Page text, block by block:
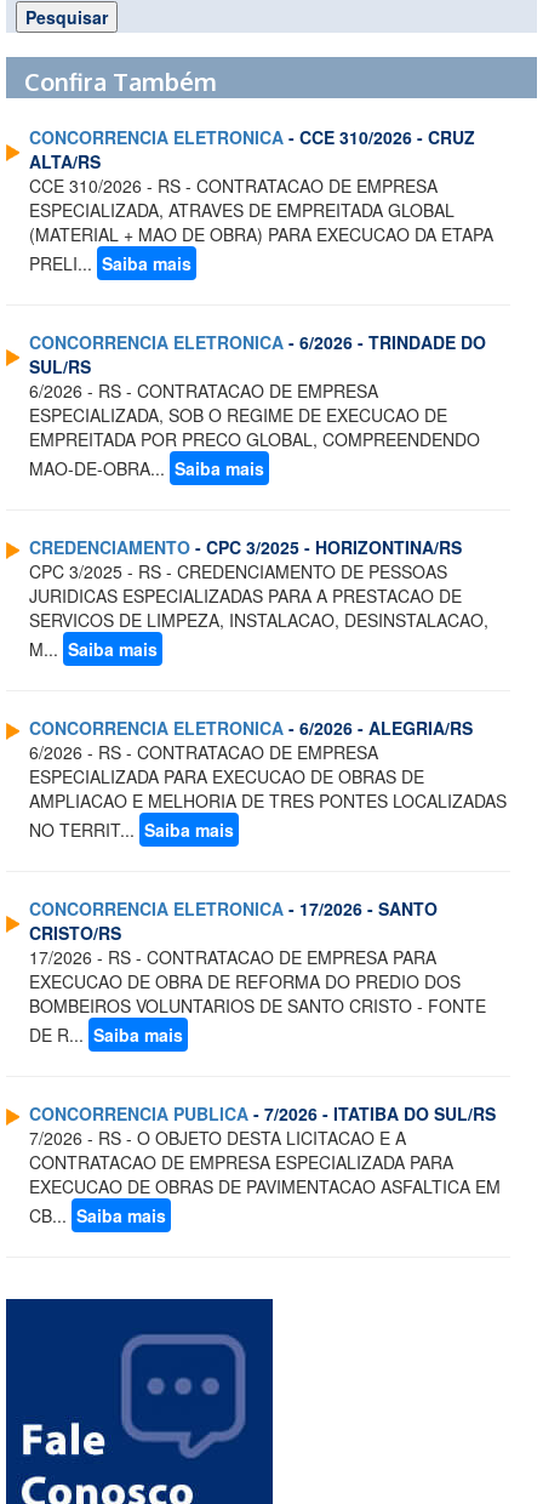
Confira Também
CONCORRENCIA ELETRONICA - CCE 310/2026 - CRUZ
ALTA/RS
CCE 310/2026 - RS - CONTRATACAO DE EMPRESA
ESPECIALIZADA, ATRAVES DE EMPREITADA GLOBAL
(MATERIAL + MAO DE OBRA) PARA EXECUCAO DA ETAPA
PRELI... Saiba mais
CONCORRENCIA ELETRONICA - 6/2026 - TRINDADE DO
SUL/RS
6/2026 - RS - CONTRATACAO DE EMPRESA
ESPECIALIZADA, SOB O REGIME DE EXECUCAO DE
EMPREITADA POR PRECO GLOBAL, COMPREENDENDO
MAO-DE-OBRA... Saiba mais
CREDENCIAMENTO - CPC 3/2025 - HORIZONTINA/RS
CPC 3/2025 - RS - CREDENCIAMENTO DE PESSOAS
JURIDICAS ESPECIALIZADAS PARA A PRESTACAO DE
SERVICOS DE LIMPEZA, INSTALACAO, DESINSTALACAO,
M... Saiba mais
CONCORRENCIA ELETRONICA - 6/2026 - ALEGRIA/RS
6/2026 - RS - CONTRATACAO DE EMPRESA
ESPECIALIZADA PARA EXECUCAO DE OBRAS DE
AMPLIACAO E MELHORIA DE TRES PONTES LOCALIZADAS
NO TERRIT... Saiba mais
CONCORRENCIA ELETRONICA - 17/2026 - SANTO
CRISTO/RS
17/2026 - RS - CONTRATACAO DE EMPRESA PARA
EXECUCAO DE OBRA DE REFORMA DO PREDIO DOS
BOMBEIROS VOLUNTARIOS DE SANTO CRISTO - FONTE
DE R... Saiba mais
CONCORRENCIA PUBLICA - 7/2026 - ITATIBA DO SUL/RS
7/2026 - RS - O OBJETO DESTA LICITACAO E A
CONTRATACAO DE EMPRESA ESPECIALIZADA PARA
EXECUCAO DE OBRAS DE PAVIMENTACAO ASFALTICA EM
CB... Saiba mais